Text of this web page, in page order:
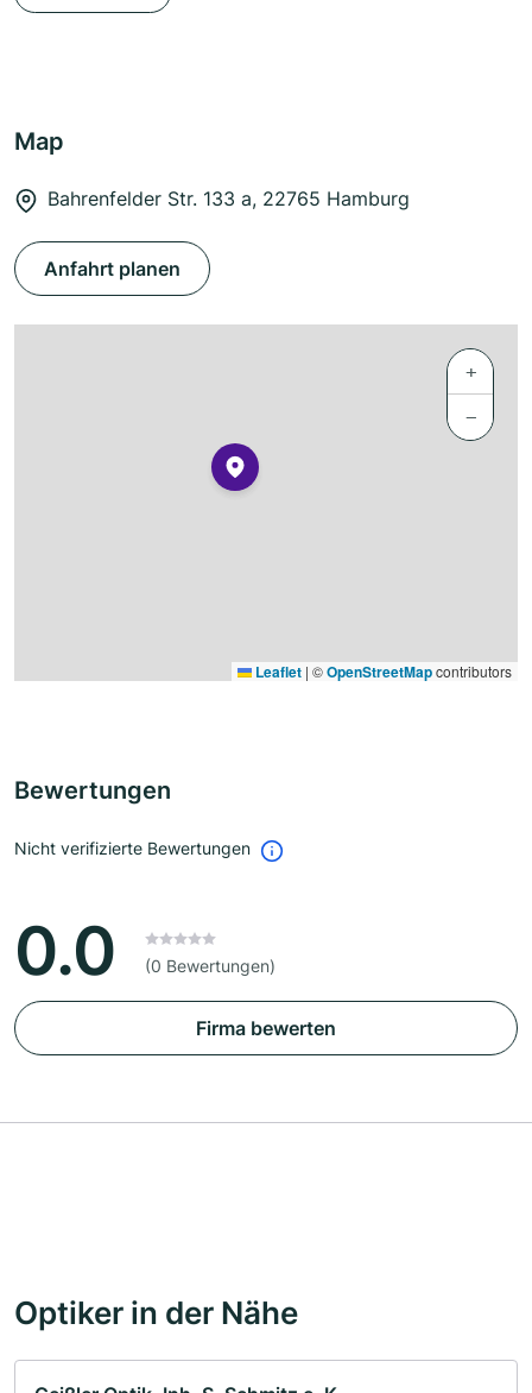
Map
Bahrenfelder Str. 133 a, 22765 Hamburg
Anfahrt planen
+
−
Leaflet | ©OpenStreetMapcontributors
Bewertungen
Nicht verifizierte Bewertungen
0.0 (0 Bewertungen)
Firma bewerten
Optiker in der Nähe